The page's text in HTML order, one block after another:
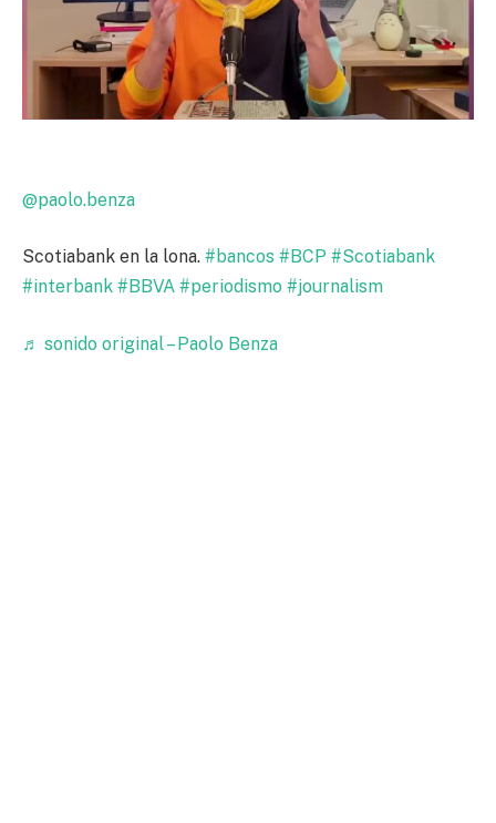
@paolo.benza
Scotiabank en la lona. #bancos #BCP #Scotiabank
#interbank #BBVA #periodismo #journalism
♬ sonido original – Paolo Benza